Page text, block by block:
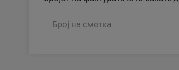
Број на сметка